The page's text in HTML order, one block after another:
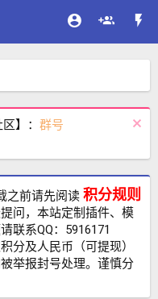
】： 群号
之前请先阅读 积分规则
问，本站定制插件、模
联系QQ：5916171
分及人民币（可提现）
举报封号处理。谨慎分